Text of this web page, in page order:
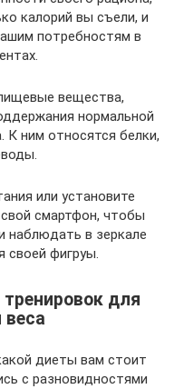
калорий вы съели, и
потребностям в
вещества,
нормальной
К ним относятся белки,
или установите
смартфон, чтобы
наблюдать в зеркале
своей фигруы.
для
диеты вам стоит
с разновидностями